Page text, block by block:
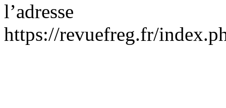
l’adresse
https://revuefreg.fr/